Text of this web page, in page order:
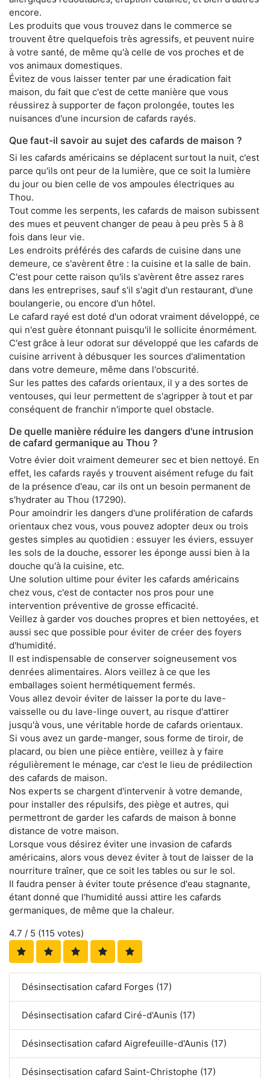
encore.
Les produits que vous trouvez dans le commerce se
trouvent être quelquefois très agressifs, et peuvent nuire
à votre santé, de même qu'à celle de vos proches et de
vos animaux domestiques.
Évitez de vous laisser tenter par une éradication fait
maison, du fait que c'est de cette manière que vous
réussirez à supporter de façon prolongée, toutes les
nuisances d'une incursion de cafards rayés.
Que faut-il savoir au sujet des cafards de maison ?
Si les cafards américains se déplacent surtout la nuit, c'est
parce qu'ils ont peur de la lumière, que ce soit la lumière
du jour ou bien celle de vos ampoules électriques au
Thou.
Tout comme les serpents, les cafards de maison subissent
des mues et peuvent changer de peau à peu près 5 à 8
fois dans leur vie.
Les endroits préférés des cafards de cuisine dans une
demeure, ce s'avèrent être : la cuisine et la salle de bain.
C'est pour cette raison qu'ils s'avèrent être assez rares
dans les entreprises, sauf s'il s'agit d'un restaurant, d'une
boulangerie, ou encore d'un hôtel.
Le cafard rayé est doté d'un odorat vraiment développé, ce
qui n'est guère étonnant puisqu'il le sollicite énormément.
C'est grâce à leur odorat sur développé que les cafards de
cuisine arrivent à débusquer les sources d'alimentation
dans votre demeure, même dans l'obscurité.
Sur les pattes des cafards orientaux, il y a des sortes de
ventouses, qui leur permettent de s'agripper à tout et par
conséquent de franchir n'importe quel obstacle.
De quelle manière réduire les dangers d'une intrusion
de cafard germanique au Thou ?
Votre évier doit vraiment demeurer sec et bien nettoyé. En
effet, les cafards rayés y trouvent aisément refuge du fait
de la présence d'eau, car ils ont un besoin permanent de
s'hydrater au Thou (17290).
Pour amoindrir les dangers d'une prolifération de cafards
orientaux chez vous, vous pouvez adopter deux ou trois
gestes simples au quotidien : essuyer les éviers, essuyer
les sols de la douche, essorer les éponge aussi bien à la
douche qu'à la cuisine, etc.
Une solution ultime pour éviter les cafards américains
chez vous, c'est de contacter nos pros pour une
intervention préventive de grosse efficacité.
Veillez à garder vos douches propres et bien nettoyées, et
aussi sec que possible pour éviter de créer des foyers
d'humidité.
Il est indispensable de conserver soigneusement vos
denrées alimentaires. Alors veillez à ce que les
emballages soient hermétiquement fermés.
Vous allez devoir éviter de laisser la porte du lave-
vaisselle ou du lave-linge ouvert, au risque d'attirer
jusqu'à vous, une véritable horde de cafards orientaux.
Si vous avez un garde-manger, sous forme de tiroir, de
placard, ou bien une pièce entière, veillez à y faire
régulièrement le ménage, car c'est le lieu de prédilection
des cafards de maison.
Nos experts se chargent d'intervenir à votre demande,
pour installer des répulsifs, des piège et autres, qui
permettront de garder les cafards de maison à bonne
distance de votre maison.
Lorsque vous désirez éviter une invasion de cafards
américains, alors vous devez éviter à tout de laisser de la
nourriture traîner, que ce soit les tables ou sur le sol.
Il faudra penser à éviter toute présence d'eau stagnante,
étant donné que l'humidité aussi attire les cafards
germaniques, de même que la chaleur.
4.7 / 5 (115 votes)
Désinsectisation cafard Forges (17)
Désinsectisation cafard Ciré-d'Aunis (17)
Désinsectisation cafard Aigrefeuille-d'Aunis (17)
Désinsectisation cafard Saint-Christophe (17)